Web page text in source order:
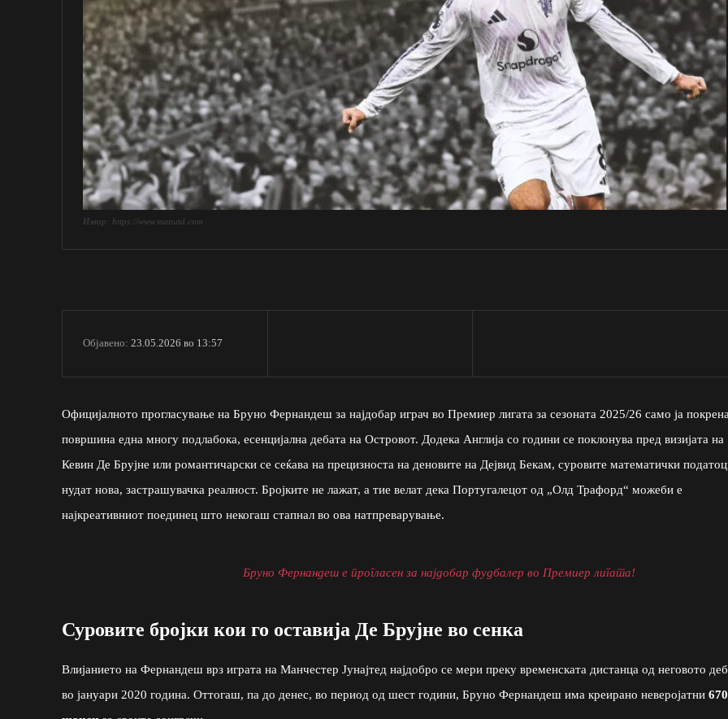
Извор: https://www.manutd.com
Објавено: 23.05.2026 во 13:57
Официјалното прогласување на Бруно Фернандеш за најдобар играч во Премиер лигата за сезоната 2025/26 само ја
површина една многу подлабока, есенцијална дебата на Островот. Додека Англија со години се поклонува пред визијата на
Кевин Де Брујне или романтичарски се сеќава на прецизноста на деновите на Дејвид Бекам, суровите математички
нудат нова, застрашувачка реалност. Бројките не лажат, а тие велат дека Португалецот од „Олд Трафорд“ можеби е
најкреативниот поединец што некогаш стапнал во ова натпреварување.
Бруно Фернандеш е прогласен за најдобар фудбалер во Премиер лигата!
Суровите бројки кои го оставија Де Брујне во сенка
Влијанието на Фернандеш врз играта на Манчестер Јунајтед најдобро се мери преку временската дистанца од неговото
во јануари 2020 година. Оттогаш, па до денес, во период од шест години, Бруно Фернандеш има креирано неверојатни 670